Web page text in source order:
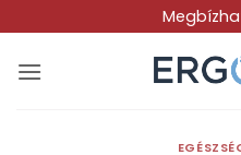
to
content